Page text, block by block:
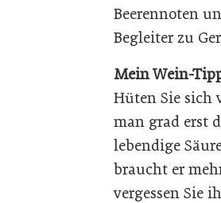
Beerennoten
Begleiter zu
Mein Wein-
Hüten Sie sich
man grad erst
lebendige
braucht er
vergessen Sie